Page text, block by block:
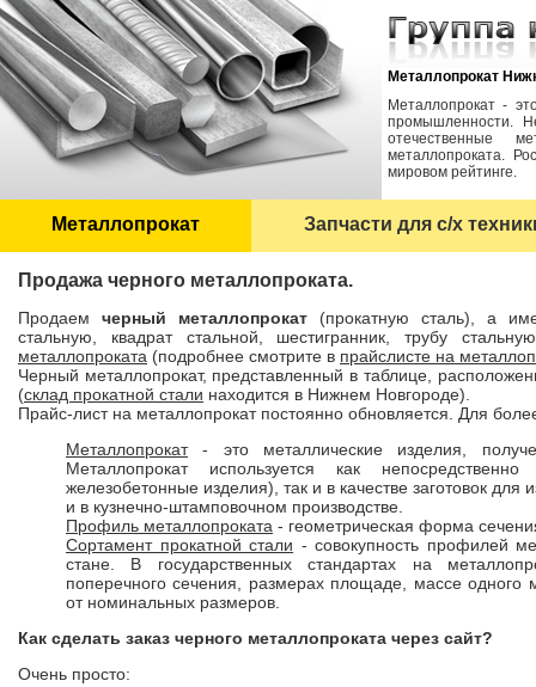
Металлопрокат
Металлопрокат -
промышленности.
отечественные
металлопроката.
мировом рейтинге.
Металлопрокат Запчасти для с/х
Продажа черного металлопроката.
Продаем черный металлопрокат (прокатную сталь), а
стальную, квадрат стальной, шестигранник, трубу
металлопроката (подробнее смотрите в прайслисте на
Черный металлопрокат, представленный в таблице,
(склад прокатной стали находится в Нижнем Новгороде).
Прайс-лист на металлопрокат постоянно обновляется. Для
Металлопрокат
- это металлические изделия,
Металлопрокат используется как
железобетонные изделия), так и в качестве заготовок для
и в кузнечно-штамповочном производстве.
Профиль металлопроката - геометрическая форма
Сортамент прокатной стали - совокупность профилей
стане. В государственных стандартах на
поперечного сечения, размерах площаде, массе
от номинальных размеров.
Как сделать заказ черного металлопроката через сайт?
Очень просто: